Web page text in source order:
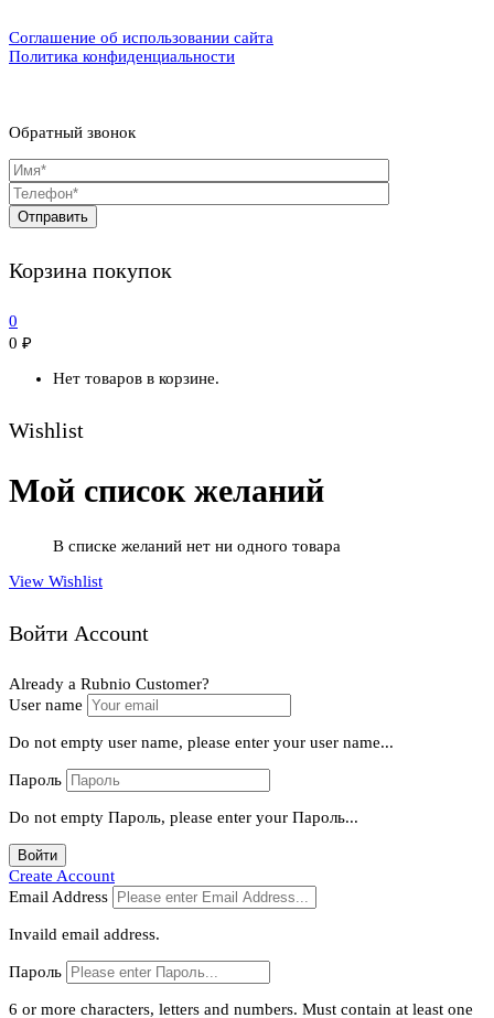
Соглашение об использовании сайта
Политика конфиденциальности
Обратный звонок
Корзина покупок
0
0 ₽
Нет товаров в корзине.
Wishlist
Мой список желаний
В списке желаний нет ни одного товара
View Wishlist
Войти Account
Already a Rubnio Customer?
User name
Do not empty user name, please enter your user name...
Пароль
Do not empty Пароль, please enter your Пароль...
Войти
Create Account
Email Address
Invaild email address.
Пароль
6 or more characters, letters and numbers. Must contain at least one